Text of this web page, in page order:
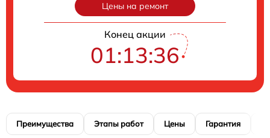
Цены на ремонт
Конец акции
01:13:35
Преимущества Этапы работ Цены Гарантия